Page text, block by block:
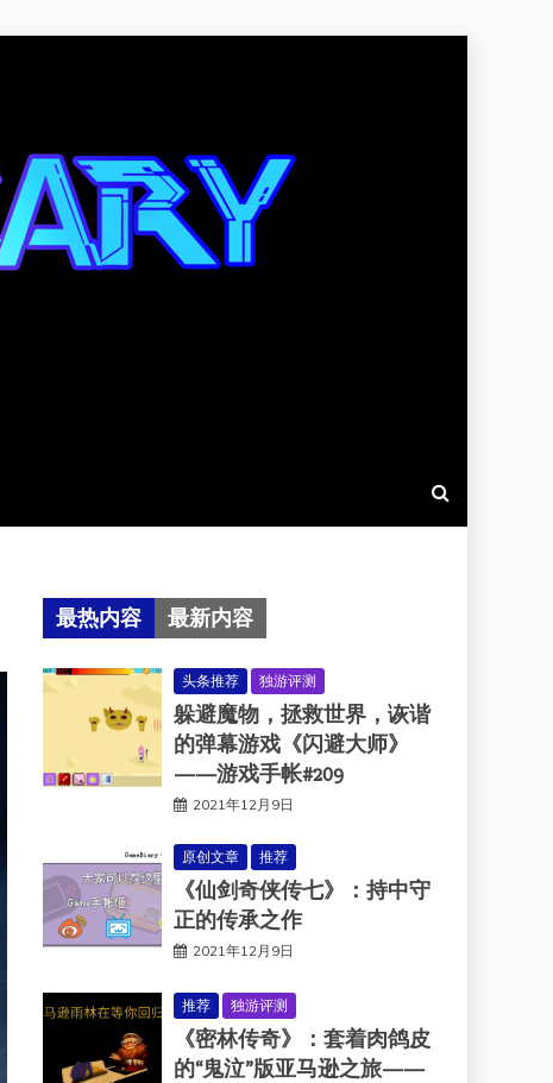
最热内容 最新内容
头条推荐 独游评测
躲避魔物，拯救世界，诙谐
的弹幕游戏《闪避大师》
——游戏手帐#209
2021年12月9日
原创文章 推荐
《仙剑奇侠传七》：持中守
正的传承之作
2021年12月9日
推荐 独游评测
《密林传奇》：套着肉鸽皮
的“鬼泣”版亚马逊之旅——